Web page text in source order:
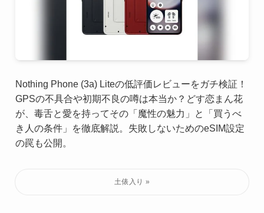
Nothing Phone (3a) Liteの低評価レビューをガチ検証！
GPSの不具合や初期不良の噂は本当か？どす恋まん花
が、毒舌と愛を持ってその「魔性の魅力」と「買うべ
き人の条件」を徹底解説。失敗しないためのeSIM設定
の罠も公開。